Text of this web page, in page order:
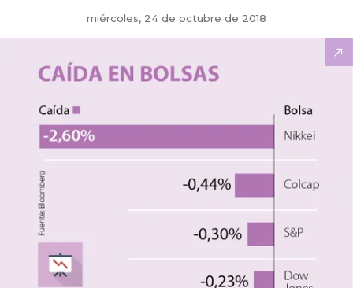
miércoles, 24 de octubre de 2018